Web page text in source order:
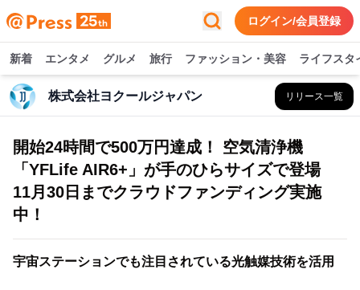
ログイン/会員登録
新着 エンタメ グルメ 旅行 ファッション・美容 ライフスタ
株式会社ヨクールジャパン リリース一覧
開始24時間で500万円達成！ 空気清浄機
「YFLife AIR6+」が手のひらサイズで登場
11月30日までクラウドファンディング実施
中！
宇宙ステーションでも注目されている光触媒技術を活用